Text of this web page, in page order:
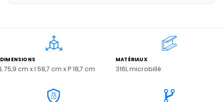
DIMENSIONS
L 75,9 cm x l 58,7 cm x P 18,7 cm
MATÉRIAUX
316L microbillé